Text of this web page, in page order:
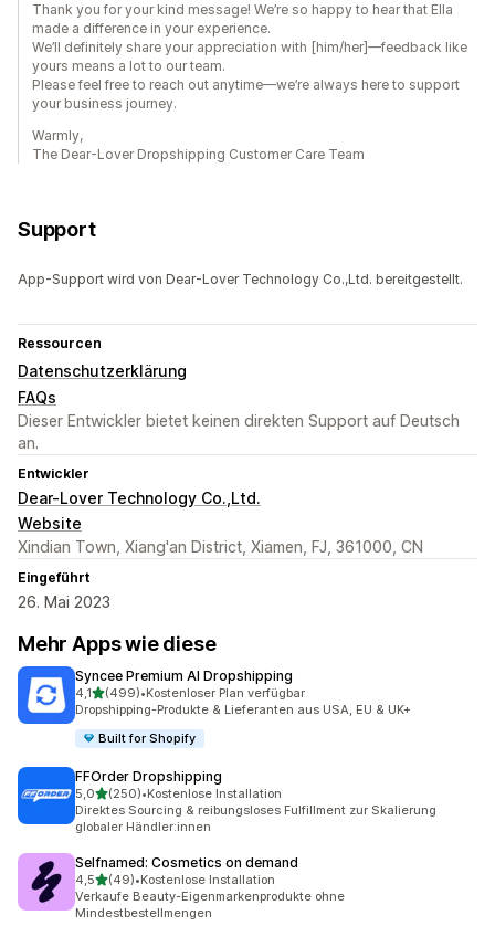
Thank you for your kind message! We’re so happy to hear that Ella
made a difference in your experience.
We’ll definitely share your appreciation with [him/her]—feedback like
yours means a lot to our team.
Please feel free to reach out anytime—we’re always here to support
your business journey.
Warmly,
The Dear-Lover Dropshipping Customer Care Team
Support
App-Support wird von Dear-Lover Technology Co.,Ltd. bereitgestellt.
Ressourcen
Datenschutzerklärung
FAQs
Dieser Entwickler bietet keinen direkten Support auf Deutsch
an.
Entwickler
Dear-Lover Technology Co.,Ltd.
Website
Xindian Town, Xiang'an District, Xiamen, FJ, 361000, CN
Eingeführt
26. Mai 2023
Mehr Apps wie diese
Syncee Premium AI Dropshipping
4,1von 5 Sternen
(499)
499 Rezensionen insgesamt
•Kostenloser Plan verfügbar
Dropshipping-Produkte & Lieferanten aus USA, EU & UK+
Built for Shopify
FFOrder Dropshipping
5,0von 5 Sternen
(250)
250 Rezensionen insgesamt
•Kostenlose Installation
Direktes Sourcing & reibungsloses Fulfillment zur Skalierung
globaler Händler:innen
Selfnamed: Cosmetics on demand
4,5von 5 Sternen
(49)
49 Rezensionen insgesamt
•Kostenlose Installation
Verkaufe Beauty-Eigenmarkenprodukte ohne
Mindestbestellmengen